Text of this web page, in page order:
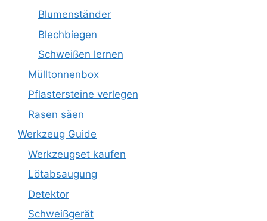
Blumenständer
Blechbiegen
Schweißen lernen
Mülltonnenbox
Pflastersteine verlegen
Rasen säen
Werkzeug Guide
Werkzeugset kaufen
Lötabsaugung
Detektor
Schweißgerät